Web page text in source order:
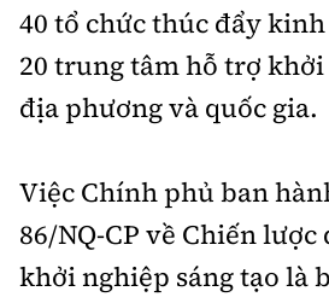
40 tổ chức thúc đẩy
20 trung tâm hỗ trợ
địa phương và quốc gia.
Việc Chính phủ ban
86/NQ-CP về Chiến lược
khởi nghiệp sáng tạo là